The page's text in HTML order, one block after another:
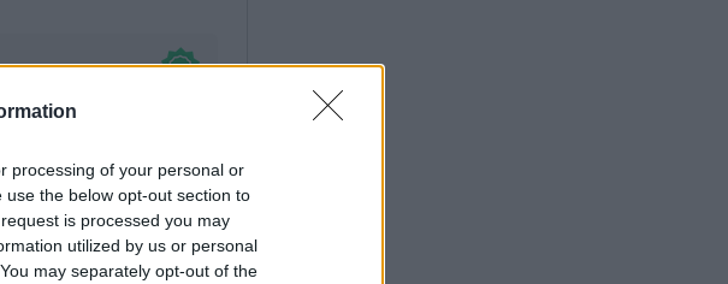
processing of your personal or
the below opt-out section to
is processed you may
utilized by us or personal
may separately opt-out of the